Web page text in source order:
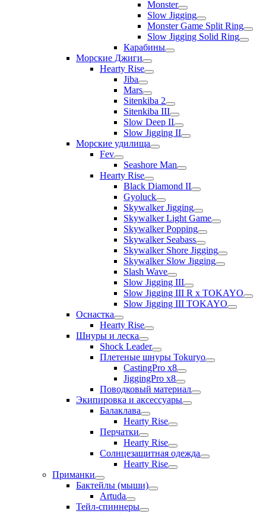
Monster
Slow Jigging
Monster Game Split Ring
Slow Jigging Solid Ring
Карабины
Морские Джиги
Hearty Rise
Jiba
Mars
Sitenkiba 2
Sitenkiba III
Slow Deep II
Slow Jigging II
Морские удилища
Fev
Seashore Man
Hearty Rise
Black Diamond II
Gyoluck
Skywalker Jigging
Skywalker Light Game
Skywalker Popping
Skywalker Seabass
Skywalker Shore Jigging
Skywalker Slow Jigging
Slash Wave
Slow Jigging III
Slow Jigging III R x TOKAYO
Slow Jigging III TOKAYO
Оснастка
Hearty Rise
Шнуры и леска
Shock Leader
Плетеные шнуры Tokuryo
CastingPro x8
JiggingPro x8
Поводковый материал
Экипировка и аксессуары
Балаклава
Hearty Rise
Перчатки
Hearty Rise
Солнцезащитная одежда
Hearty Rise
Приманки
Бактейлы (мыши)
Artuda
Тейл-спиннеры